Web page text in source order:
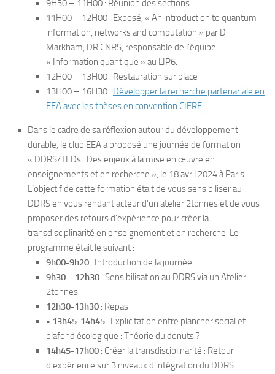
9H30 – 11H00 : Réunion des sections
11H00 – 12H00 : Exposé, « An introduction to quantum
information, networks and computation » par D.
Markham, DR CNRS, responsable de l’équipe
« Information quantique » au LIP6.
12H00 – 13H00 : Restauration sur place
13H00 – 16H30 : Développer la recherche partenariale en
EEA avec les thèses en convention CIFRE
Dans le cadre de sa réflexion autour du développement
durable, le club EEA a proposé une journée de formation
« DDRS/TEDs : Des enjeux à la mise en œuvre en
enseignements et en recherche », le 18 avril 2024 à Paris.
L’objectif de cette formation était de vous sensibiliser au
DDRS en vous rendant acteur d’un atelier 2tonnes et de vous
proposer des retours d’expérience pour créer la
transdisciplinarité en enseignement et en recherche. Le
programme était le suivant :
9h00-9h20 : Introduction de la journée
9h30 – 12h30 : Sensibilisation au DDRS via un Atelier
2tonnes
12h30-13h30 : Repas
• 13h45-14h45 : Explicitation entre plancher social et
plafond écologique : Théorie du donuts ?
14h45-17h00 : Créer la transdisciplinarité : Retour
d’expérience sur 3 niveaux d’intégration du DDRS :